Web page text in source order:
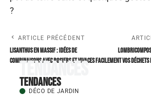
?
ARTICLE PRÉCÉDENT
Lisanthus en massif : idées de
combinaisons avec rosiers et vivaces facilement vos déchets
Tendances
Tendances
DÉCO DE JARDIN